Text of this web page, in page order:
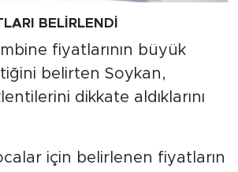
BELİRLENDİ
fiyatlarının büyük
belirten Soykan,
dikkate aldıklarını
için belirlenen fiyatların